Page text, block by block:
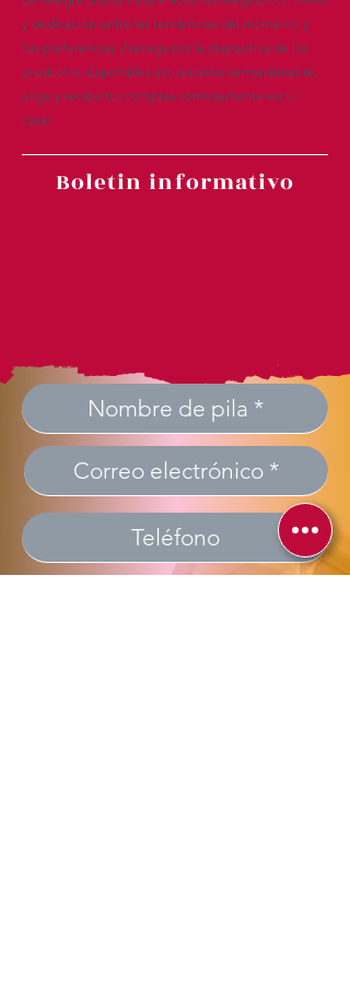
y dedicación entre las tendencias del momento y
tus preferencias ¡Navega por la diapositiva de los
productos disponibles actualizados semanalmente,
elige y recibe tus compras cómodamente en tu
casa!
Boletin informativo